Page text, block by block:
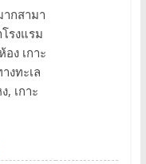
กสามา
รงแรม
ง เกาะ
งทะเล
, เกาะ